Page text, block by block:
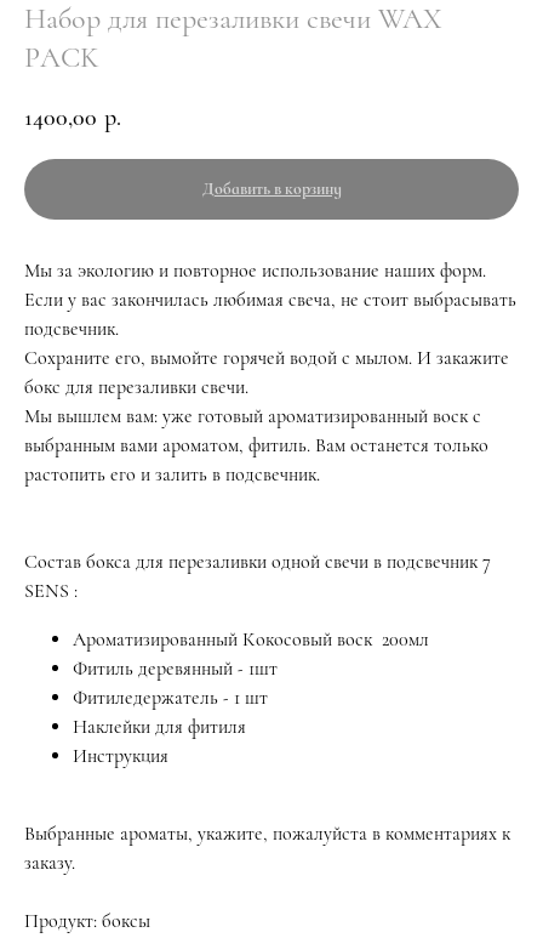
Набор для перезаливки свечи WAX
PACK
1400,00 р.
Добавить в корзину
Мы за экологию и повторное использование наших форм.
Если у вас закончилась любимая свеча, не стоит выбрасывать
подсвечник.
Сохраните его, вымойте горячей водой с мылом. И закажите
бокс для перезаливки свечи.
Мы вышлем вам: уже готовый ароматизированный воск с
выбранным вами ароматом, фитиль. Вам останется только
растопить его и залить в подсвечник.
Состав бокса для перезаливки одной свечи в подсвечник 7
SENS :
Ароматизированный Кокосовый воск 200мл
Фитиль деревянный - 1шт
Фитиледержатель - 1 шт
Наклейки для фитиля
Инструкция
Выбранные ароматы, укажите, пожалуйста в комментариях к
заказу.
Продукт: боксы